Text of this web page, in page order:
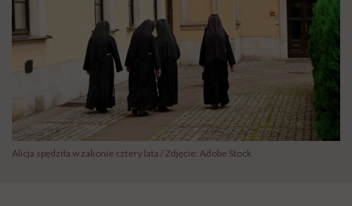
Alicja spędziła w zakonie cztery lata / Zdjęcie: Adobe Stock